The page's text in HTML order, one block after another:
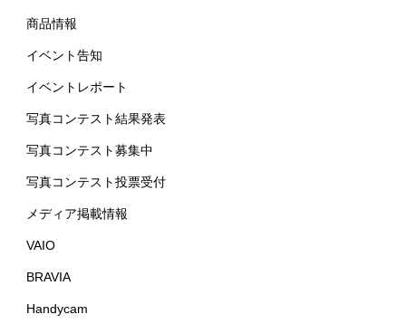
商品情報
イベント告知
イベントレポート
写真コンテスト結果発表
写真コンテスト募集中
写真コンテスト投票受付
メディア掲載情報
VAIO
BRAVIA
Handycam